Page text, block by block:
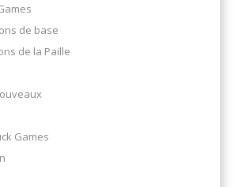
de base
de la Paille
Games